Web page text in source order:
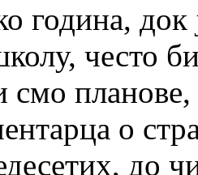
го­ди­на,
че­сто
смо
о
до